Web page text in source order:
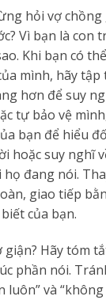
hỏi vợ
Vì bạn là con
Khi bạn có
mình, hãy
hơn để suy
tự bảo vệ
bạn để hiểu
hoặc suy nghĩ
đang nói.
giao tiếp
của bạn.
giận? Hãy tóm
phần nói.
luôn” và